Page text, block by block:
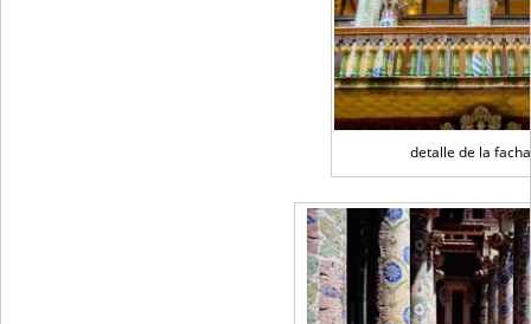
detalle de la